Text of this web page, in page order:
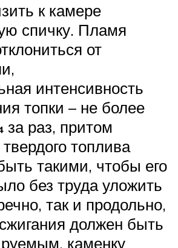
к камере
спичку. Пламя
от
интенсивность
топки – не более
раз, притом
топлива
такими, чтобы его
без труда уложить
так и продольно,
должен быть
каменку